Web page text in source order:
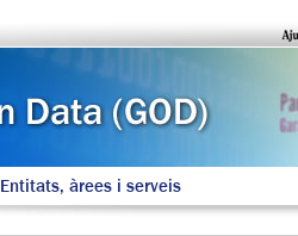
Entitats, àrees i serveis